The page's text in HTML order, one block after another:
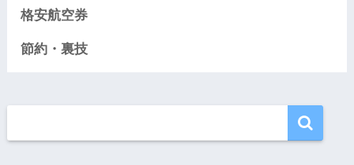
格安航空券
節約・裏技